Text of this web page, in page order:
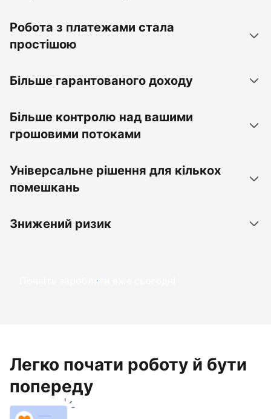
Робота з платежами стала
простішою
Більше гарантованого доходу
Більше контролю над вашими
грошовими потоками
Універсальне рішення для кількох
помешкань
Знижений ризик
Почніть заробляти вже сьогодні
Легко почати роботу й бути
попереду